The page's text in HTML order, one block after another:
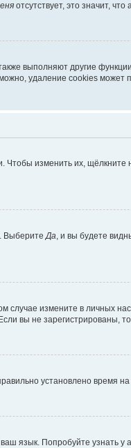
отсутствует, это значит,
выполняют другие
удаление cookies может
изменить их,
. ВыберитеДа, и вы будете
измените в личных
вы не зарегистрированы,
установлено время
язык. Попробуйте узнать